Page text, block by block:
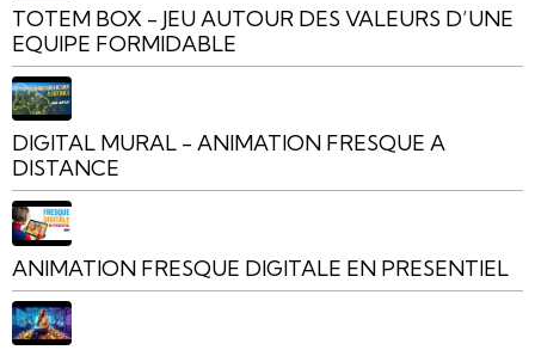
TOTEM BOX - JEU AUTOUR DES VALEURS D’UNE
EQUIPE FORMIDABLE
DIGITAL MURAL - ANIMATION FRESQUE A
DISTANCE
ANIMATION FRESQUE DIGITALE EN PRESENTIEL